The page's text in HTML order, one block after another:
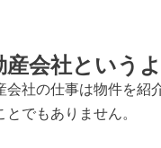
産会社という
会社の仕事は物件を紹
とでもありません。